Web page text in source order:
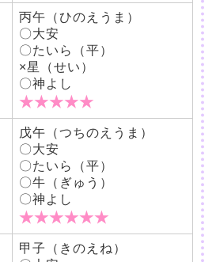
丙午（ひのえうま）
〇大安
〇たいら（平）
×星（せい）
〇神よし
★★★★★
戊午（つちのえうま）
〇大安
〇たいら（平）
〇牛（ぎゅう）
〇神よし
★★★★★★
甲子（きのえね）